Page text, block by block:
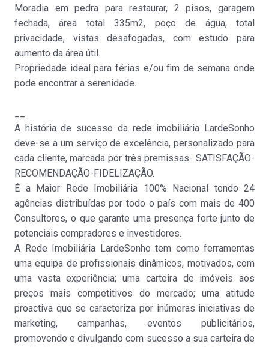
Remedios
Venda :65.000€
Moradia isolada
Santa Cruz da Grac(...)
Venda:35.000€
Moradia em pedra para restaurar, 2 pisos, garagem
fechada, área total 335m2, poço de água, total
privacidade, vistas desafogadas, com estudo para
aumento da área útil.
Propriedade ideal para férias e/ou fim de semana onde
pode encontrar a serenidade.
A história de sucesso da rede imobiliária LardeSonho
deve-se a um serviço de excelência, personalizado para
cada cliente, marcada por três premissas- SATISFAÇÃO-
RECOMENDAÇÃO-FIDELIZAÇÃO.
É a Maior Rede Imobiliária 100% Nacional tendo 24
agências distribuídas por todo o país com mais de 400
Consultores, o que garante uma presença forte junto de
potenciais compradores e investidores.
A Rede Imobiliária LardeSonho tem como ferramentas
uma equipa de profissionais dinâmicos, motivados, com
uma vasta experiência; uma carteira de imóveis aos
preços mais competitivos do mercado; uma atitude
proactiva que se caracteriza por inúmeras iniciativas de
marketing, campanhas, eventos publicitários,
promovendo e divulgando com sucesso a sua carteira de